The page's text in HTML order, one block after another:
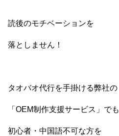
読後のモチベーションを
落としません！
タオバオ代行を手掛ける弊社の
「OEM制作支援サービス」でも
初心者・中国語不可な方を